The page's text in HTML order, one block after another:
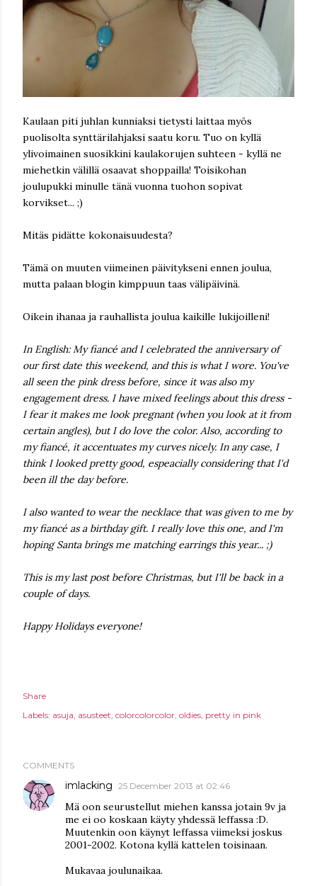
Kaulaan piti juhlan kunniaksi tietysti laittaa myös
puolisolta synttärilahjaksi saatu koru. Tuo on kyllä
ylivoimainen suosikkini kaulakorujen suhteen - kyllä ne
miehetkin välillä osaavat shoppailla! Toisikohan
joulupukki minulle tänä vuonna tuohon sopivat
korvikset... ;)
Mitäs pidätte kokonaisuudesta?
Tämä on muuten viimeinen päivitykseni ennen joulua,
mutta palaan blogin kimppuun taas välipäivinä.
Oikein ihanaa ja rauhallista joulua kaikille lukijoilleni!
In English: My fiancé and I celebrated the anniversary of
our first date this weekend, and this is what I wore. You've
all seen the pink dress before, since it was also my
engagement dress. I have mixed feelings about this dress -
I fear it makes me look pregnant (when you look at it from
certain angles), but I do love the color. Also, according to
my fiancé, it accentuates my curves nicely. In any case, I
think I looked pretty good, espeacially considering that I'd
been ill the day before.
I also wanted to wear the necklace that was given to me by
my fiancé as a birthday gift. I really love this one, and I'm
hoping Santa brings me matching earrings this year... ;)
This is my last post before Christmas, but I'll be back in a
couple of days.
Happy Holidays everyone!
Share
Labels: asuja asusteet colorcolorcolor oldies pretty in pink
COMMENTS
imlacking 25 December 2013 at 02:46
Mä oon seurustellut miehen kanssa jotain 9v ja
me ei oo koskaan käyty yhdessä leffassa :D.
Muutenkin oon käynyt leffassa viimeksi joskus
2001-2002. Kotona kyllä kattelen toisinaan.
Mukavaa joulunaikaa.